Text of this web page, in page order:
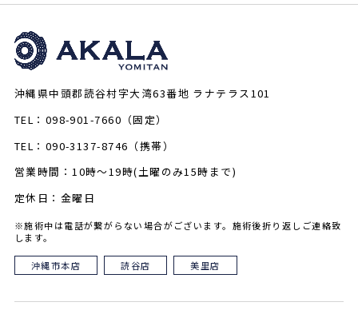
沖縄県中頭郡読谷村字大湾63番地 ラナテラス101
TEL：098-901-7660（固定）
TEL：090-3137-8746（携帯）
営業時間：10時～19時(土曜のみ15時まで)
定休日：金曜日
※施術中は電話が繋がらない場合がございます。施術後折り返しご連絡致
します。
沖縄市本店 読谷店 美里店